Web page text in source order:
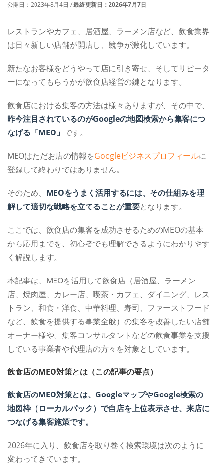
公開日： 2023年8月4日 /最終更新日： 2026年7月7日
レストランやカフェ、居酒屋、ラーメン店など、飲食業界
は日々新しい店舗が開店し、競争が激化しています。
新たなお客様をどうやって店に引き寄せ、そしてリピータ
ーになってもらうかが飲食店経営の鍵となります。
飲食店における集客の方法は様々ありますが、その中で、
昨今注目されているのがGoogleの地図検索から集客につ
なげる「MEO」 です。
MEOはただお店の情報をGoogleビジネスプロフィールに
登録して終わりではありません。
そのため、 MEOをうまく活用するには、その仕組みを理
解して適切な戦略を立てることが重要となります。
ここでは、飲食店の集客を成功させるためのMEOの基本
から応用までを、初心者でも理解できるようにわかりやす
く解説します。
本記事は、MEOを活用して飲食店（居酒屋、ラーメン
店、焼肉屋、カレー店、喫茶・カフェ、ダイニング、レス
トラン、和食・洋食、中華料理、寿司、ファーストフード
など、飲食を提供する事業全般）の集客を改善したい店舗
オーナー様や、集客コンサルタントなどの飲食事業を支援
している事業者や代理店の方々を対象としています。
飲食店のMEO対策とは（この記事の要点）
飲食店のMEO対策とは、GoogleマップやGoogle検索の
地図枠（ローカルパック）で自店を上位表示させ、来店に
つなげる集客施策です。
2026年に入り、飲食店を取り巻く検索環境は次のように
変わってきています。